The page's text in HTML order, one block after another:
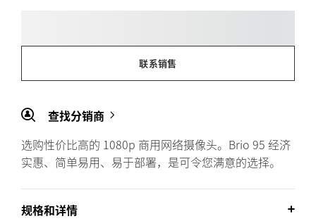
联系销售
查找分销商
选购性价比高的 1080p 商用网络摄像头。Brio 95 经济
实惠、简单易用、易于部署，是可令您满意的选择。
规格和详情